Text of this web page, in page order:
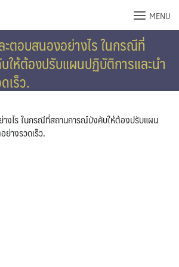
MENU
ตอบสนองอย่างไร ในกรณีที่
ห้ต้องปรับแผนปฏิบัติการและนำ
เร็ว.
งไร ในกรณีที่สถานการณ์บังคับให้ต้องปรับแผน
างรวดเร็ว.